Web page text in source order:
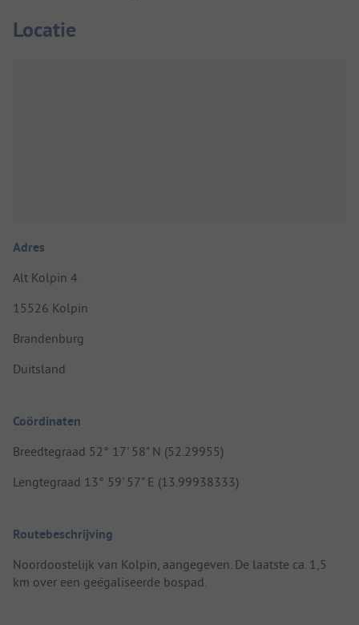
Locatie
Adres
Alt Kolpin 4
15526 Kolpin
Brandenburg
Duitsland
Coördinaten
Breedtegraad 52° 17' 58" N (52.29955)
Lengtegraad 13° 59' 57" E (13.99938333)
Routebeschrijving
Noordoostelijk van Kolpin, aangegeven. De laatste ca. 1,5
km over een geëgaliseerde bospad.